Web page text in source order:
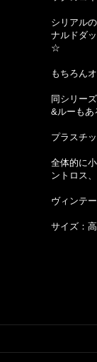
シリアル
ナルドダ
☆
もちろん
同シリー
&ルーもあ
プラスチ
全体的に
ントロス
ヴィンテ
サイズ：